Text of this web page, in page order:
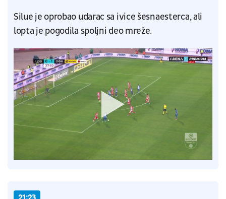
Silue je oprobao udarac sa ivice šesnaesterca, ali
lopta je pogodila spoljni deo mreže.